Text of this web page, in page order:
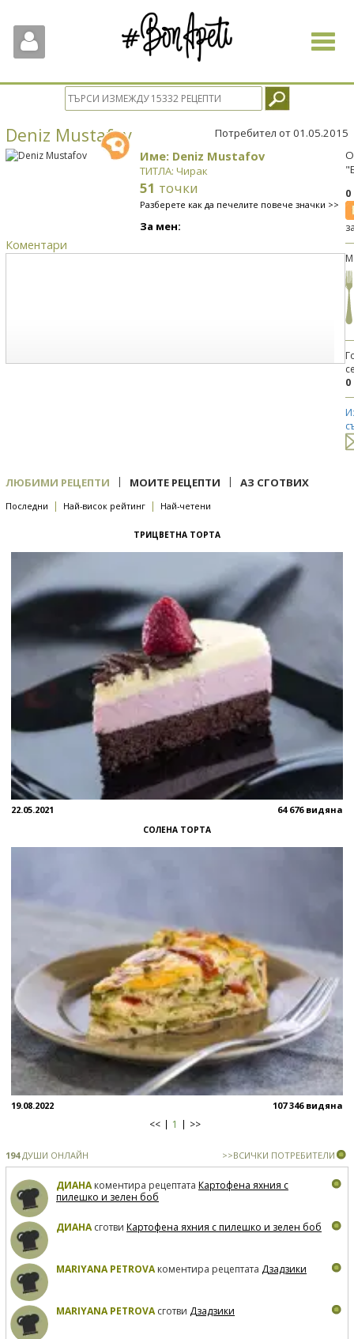
Toggle
Deniz Mustafov Потребител от 01.05.2015
Име: Deniz Mustafov
ТИТЛА: Чирак
51 точки
Разберете как да печелите повече значки >>
За мен:
Коментари
0
ЛЮБИМИ РЕЦЕПТИ | МОИТЕ РЕЦЕПТИ | АЗ СГОТВИХ
Последни | Най-висок рейтинг | Най-четени
ТРИЦВЕТНА ТОРТА
22.05.2021 64 676 видяна
СОЛЕНА ТОРТА
19.08.2022 107 346 видяна
<< 1 >>
194ДУШИ ОНЛАЙН >>ВСИЧКИ ПОТРЕБИТЕЛИ
ДИАНАкоментира рецептата Картофена яхния с
пилешко и зелен боб
ДИАНАсготви Картофена яхния с пилешко и зелен боб
MARIYANA PETROVAкоментира рецептата Дзадзики
MARIYANA PETROVAсготви Дзадзики